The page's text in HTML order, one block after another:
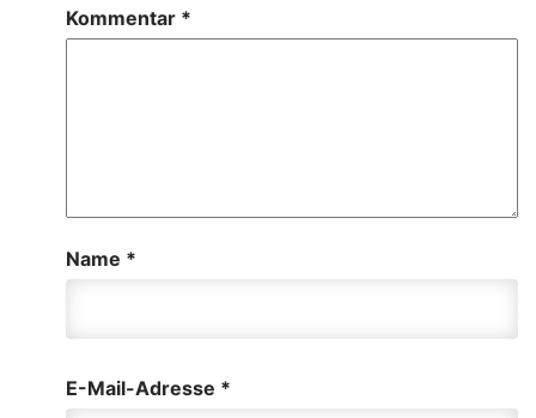
Kommentar *
Name *
E-Mail-Adresse *